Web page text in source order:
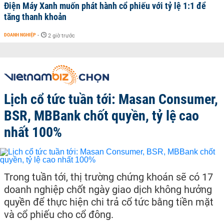
Điện Máy Xanh muốn phát hành cổ phiếu với tỷ lệ 1:1 để
tăng thanh khoản
DOANH NGHIỆP - 2 giờ trước
Lịch cổ tức tuần tới: Masan Consumer,
BSR, MBBank chốt quyền, tỷ lệ cao
nhất 100%
Trong tuần tới, thị trường chứng khoán sẽ có 17
doanh nghiệp chốt ngày giao dịch không hưởng
quyền để thực hiện chi trả cổ tức bằng tiền mặt
và cổ phiếu cho cổ đông.